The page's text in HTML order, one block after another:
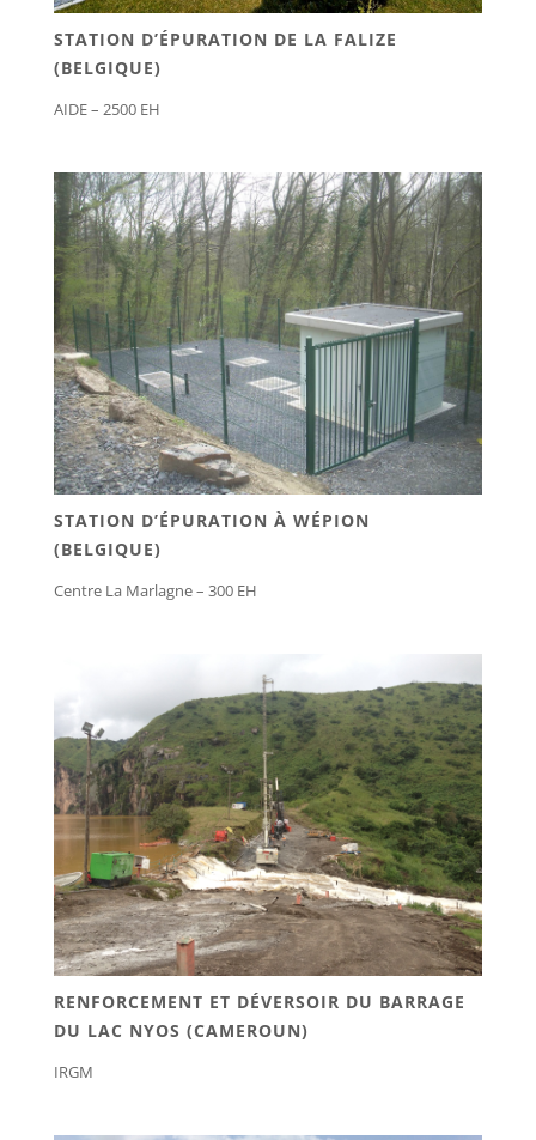
STATION D’ÉPURATION DE LA FALIZE
(BELGIQUE)
AIDE – 2500 EH
STATION D’ÉPURATION À WÉPION
(BELGIQUE)
Centre La Marlagne – 300 EH
RENFORCEMENT ET DÉVERSOIR DU BARRAGE
DU LAC NYOS (CAMEROUN)
IRGM